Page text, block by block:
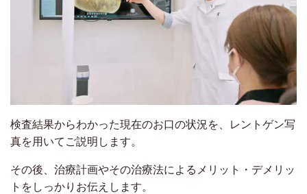
検査結果からわかった現在のお口の状況を、レントゲン写
真を用いてご説明します。
その後、治療計画やその治療法によるメリット・デメリッ
トをしっかりお伝えします。